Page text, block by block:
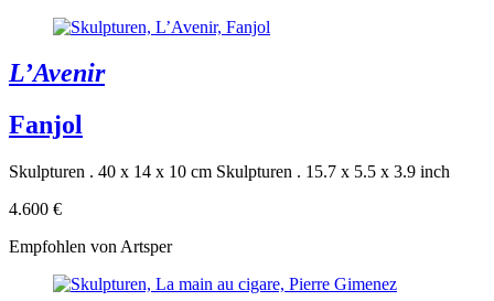
L’Avenir
Fanjol
Skulpturen . 40 x 14 x 10 cm Skulpturen . 15.7 x 5.5 x 3.9 inch
4.600 €
Empfohlen von Artsper